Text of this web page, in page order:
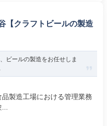
【クラフトビールの製造
ビールの製造をお任せしま
製造工場における管理業務